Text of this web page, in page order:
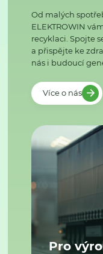
Od malých
ELEKTROWIN
recyklaci. Spojte
a přispějte ke
nás i budoucí
Více o nás
Pro